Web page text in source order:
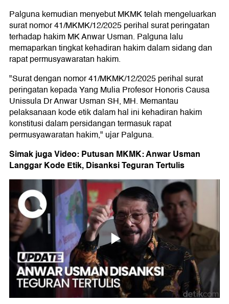
Palguna kemudian menyebut MKMK telah mengeluarkan
surat nomor 41/MKMK/12/2025 perihal surat peringatan
terhadap hakim MK Anwar Usman. Palguna lalu
memaparkan tingkat kehadiran hakim dalam sidang dan
rapat permusyawaratan hakim.
"Surat dengan nomor 41/MKMK/12/2025 perihal surat
peringatan kepada Yang Mulia Profesor Honoris Causa
Unissula Dr Anwar Usman SH, MH. Memantau
pelaksanaan kode etik dalam hal ini kehadiran hakim
konstitusi dalam persidangan termasuk rapat
permusyawaratan hakim," ujar Palguna.
Simak juga Video: Putusan MKMK: Anwar Usman
Langgar Kode Etik, Disanksi Teguran Tertulis